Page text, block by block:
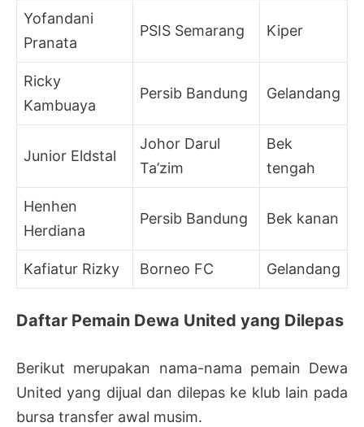
Yofandani
Pranata
PSIS Semarang Kiper
Ricky
Kambuaya
Persib Bandung Gelandang
Junior Eldstal
Johor Darul
Ta’zim
Bek
tengah
Henhen
Herdiana
Persib Bandung Bek kanan
Kafiatur Rizky Borneo FC Gelandang
Daftar Pemain Dewa United yang Dilepas
Berikut merupakan nama-nama pemain Dewa
United yang dijual dan dilepas ke klub lain pada
bursa transfer awal musim.